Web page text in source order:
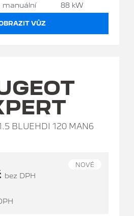
manuální 88 kW
VŮZ
BLUEHDI 120 MAN6
bez DPH
NOVÉ